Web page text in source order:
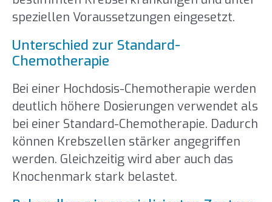
speziellen Voraussetzungen eingesetzt.
Unterschied zur Standard-
Chemotherapie
Bei einer Hochdosis-Chemotherapie werden
deutlich höhere Dosierungen verwendet als
bei einer Standard-Chemotherapie. Dadurch
können Krebszellen stärker angegriffen
werden. Gleichzeitig wird aber auch das
Knochenmark stark belastet.